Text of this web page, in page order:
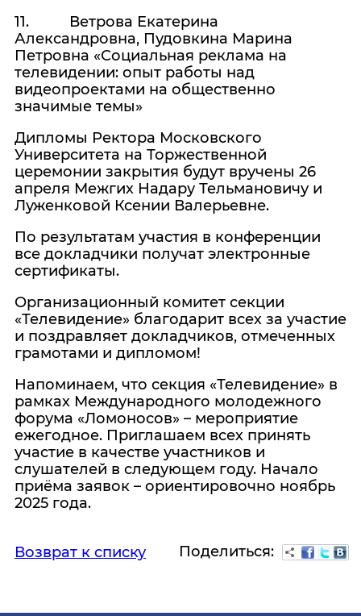
11. Ветрова Екатерина
Александровна, Пудовкина Марина
Петровна «Социальная реклама на
телевидении: опыт работы над
видеопроектами на общественно
значимые темы»
Дипломы Ректора Московского
Университета на Торжественной
церемонии закрытия будут вручены 26
апреля Межгих Надару Тельмановичу и
Луженковой Ксении Валерьевне.
По результатам участия в конференции
все докладчики получат электронные
сертификаты.
Организационный комитет секции
«Телевидение» благодарит всех за участие
и поздравляет докладчиков, отмеченных
грамотами и дипломом!
Напоминаем, что секция «Телевидение» в
рамках Международного молодежного
форума «Ломоносов» – мероприятие
ежегодное. Приглашаем всех принять
участие в качестве участников и
слушателей в следующем году. Начало
приёма заявок – ориентировочно ноябрь
2025 года.
Возврат к списку Поделиться: